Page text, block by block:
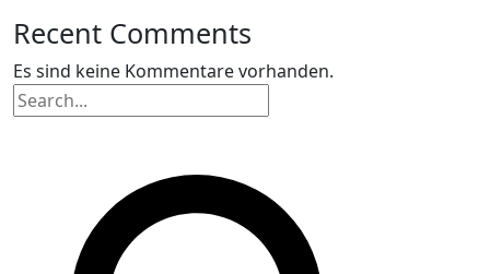
Recent Comments
Es sind keine Kommentare vorhanden.